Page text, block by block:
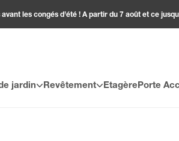
les congés d’été ! A partir du 7 août et ce
jardin Revêtement EtagèrePorte